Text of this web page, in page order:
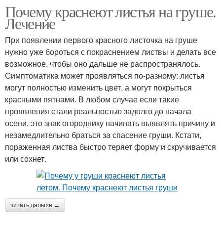
Почему краснеют листья на груше.
Лечение
При появлении первого красного листочка на груше
нужно уже бороться с покраснением листвы и делать все
возможное, чтобы оно дальше не распространялось.
Симптоматика может проявляться по-разному: листья
могут полностью изменить цвет, а могут покрыться
красными пятнами. В любом случае если такие
проявления стали реальностью задолго до начала
осени, это знак огороднику начинать выявлять причину и
незамедлительно браться за спасение груши. Кстати,
пораженная листва быстро теряет форму и скручивается
или сохнет.
читать дальше →